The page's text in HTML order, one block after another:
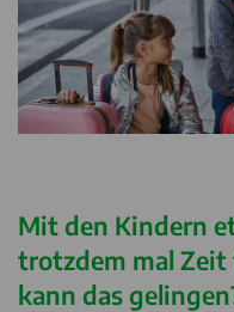
Mit den Kindern
trotzdem mal
kann das